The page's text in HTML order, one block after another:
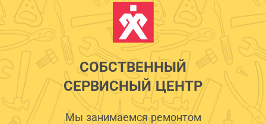
СОБСТВЕННЫЙ
СЕРВИСНЫЙ ЦЕНТР
Мы занимаемся ремонтом